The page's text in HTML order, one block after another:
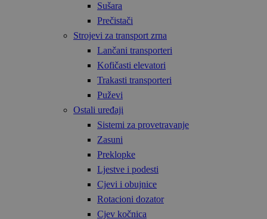
Sušara
Prečistači
Strojevi za transport zrna
Lančani transporteri
Kofičasti elevatori
Trakasti transporteri
Puževi
Ostali uređaji
Sistemi za provetravanje
Zasuni
Preklopke
Ljestve i podesti
Cjevi i obujnice
Rotacioni dozator
Cjev kočnica